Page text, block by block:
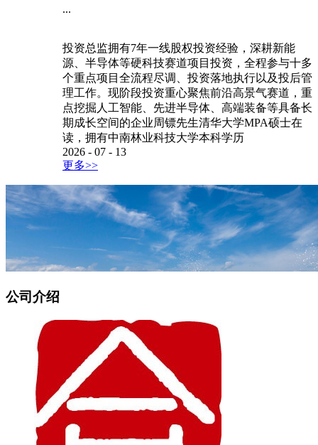
...
投资总监拥有7年一线股权投资经验，深耕新能
源、半导体等硬科技赛道项目投资，全程参与十多
个重点项目全流程尽调、投资落地执行以及投后管
理工作。现阶段投资重心聚焦前沿高景气赛道，重
点挖掘人工智能、先进半导体、高端装备等具备长
期成长空间的企业周镖先生清华大学MPA硕士在
读，拥有中南林业科技大学本科学历
2026 - 07 - 13
更多>>
公司介绍